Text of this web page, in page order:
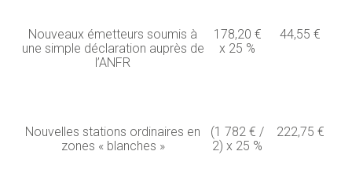
Nouveaux émetteurs soumis à
une simple déclaration auprès de
l’ANFR
178,20 €
x 25 %
44,55 €
Nouvelles stations ordinaires en
zones « blanches »
(1 782 € /
2) x 25 %
222,75 €